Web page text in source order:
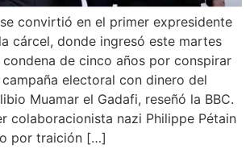
convirtió en el primer expresidente
cárcel, donde ingresó este martes
de cinco años por conspirar
electoral con dinero del
Muamar el Gadafi, reseñó la BBC.
colaboracionista nazi Philippe Pétain
por traición […]